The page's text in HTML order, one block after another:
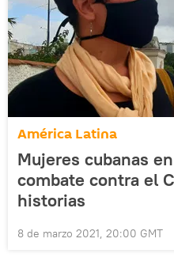
América Latina
Mujeres cubanas
combate contra el
historias
8 de marzo 2021, 20:00 GMT